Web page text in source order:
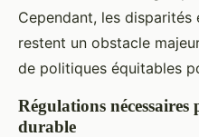
Cependant, les
restent un obstacle
de politiques équitables
Régulations
durable